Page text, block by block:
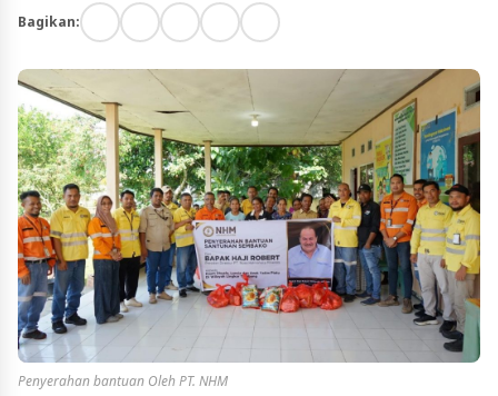
Bagikan:
Penyerahan bantuan Oleh PT. NHM